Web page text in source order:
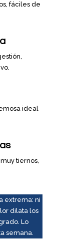
fáciles de
ideal
tiernos,
extrema: ni
dilata los
Lo
semana.